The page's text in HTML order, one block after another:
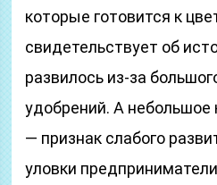
которые готовится к
свидетельствует об
развилось из-за
удобрений. А небольшое
— признак слабого
уловки